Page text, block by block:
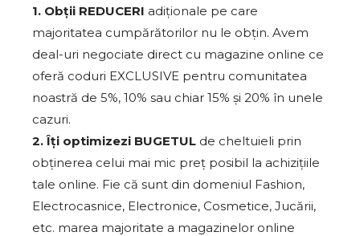
1. Obții REDUCERI adiționale pe care
majoritatea cumpărătorilor nu le obțin. Avem
deal-uri negociate direct cu magazine online ce
oferă coduri EXCLUSIVE pentru comunitatea
noastră de 5%, 10% sau chiar 15% și 20% în unele
cazuri.
2. Îți optimizezi BUGETUL de cheltuieli prin
obținerea celui mai mic preț posibil la achizițiile
tale online. Fie că sunt din domeniul Fashion,
Electrocasnice, Electronice, Cosmetice, Jucării,
etc. marea majoritate a magazinelor online